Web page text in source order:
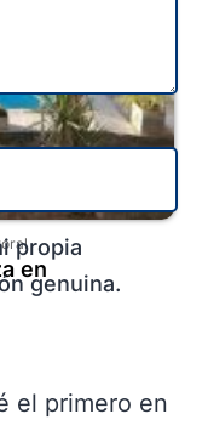
en
propia
genuina.
el primero en